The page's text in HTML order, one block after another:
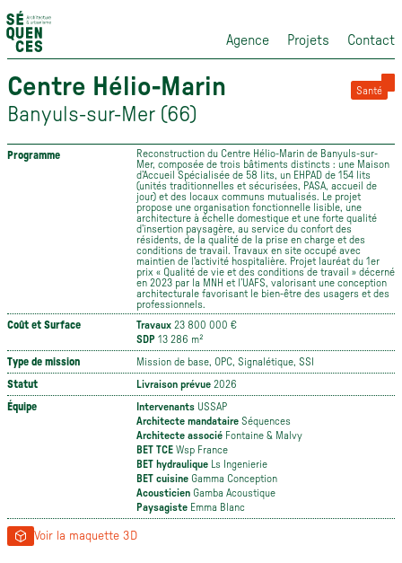
Agence Projets Contact
Centre Hélio-Marin
Banyuls-sur-Mer (66)
Santé
Programme
Reconstruction du Centre Hélio-Marin de Banyuls-sur-
Mer, composée de trois bâtiments distincts : une Maison
d’Accueil Spécialisée de 58 lits, un EHPAD de 154 lits
(unités traditionnelles et sécurisées, PASA, accueil de
jour) et des locaux communs mutualisés. Le projet
propose une organisation fonctionnelle lisible, une
architecture à échelle domestique et une forte qualité
d’insertion paysagère, au service du confort des
résidents, de la qualité de la prise en charge et des
conditions de travail. Travaux en site occupé avec
maintien de l'activité hospitalière. Projet lauréat du 1er
prix « Qualité de vie et des conditions de travail » décerné
en 2023 par la MNH et l’UAFS, valorisant une conception
architecturale favorisant le bien-être des usagers et des
professionnels.
Coût et Surface
Travaux23 800 000 €
SDP13 286 m²
Type de mission Mission de base, OPC, Signalétique, SSI
Statut Livraison prévue2026
Équipe IntervenantsUSSAP
Architecte mandataireSéquences
Architecte associéFontaine & Malvy
BET TCEWsp France
BET hydrauliqueLs Ingenierie
BET cuisineGamma Conception
AcousticienGamba Acoustique
PaysagisteEmma Blanc
Voir la maquette 3D